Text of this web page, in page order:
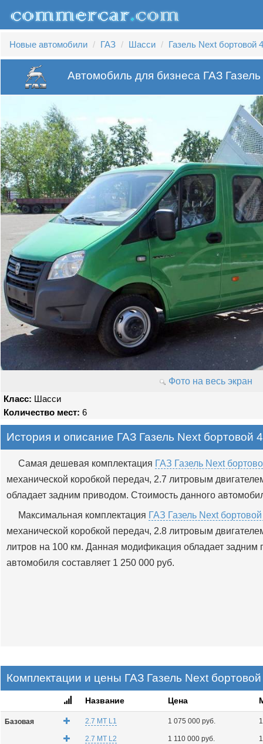
Новые автомобили ГАЗ Шасси Газель Next бортовой
Автомобиль для бизнеса ГАЗ
Фото на весь экран
Класс: Шасси
Количество мест: 6
История и описание ГАЗ Газель Next бортовой
Самая дешевая комплектация ГАЗ Газель Next
механической коробкой передач, 2.7 литровым
обладает задним приводом. Стоимость данного
Максимальная комплектация ГАЗ Газель Next
механической коробкой передач, 2.8 литровым
литров на 100 км. Данная модификация обладает задним
автомобиля составляет 1 250 000 руб.
Комплектации и цены ГАЗ Газель Next
Название Цена
Базовая 2.7 MT L1 1 075 000 руб.
2.7 MT L2 1 110 000 руб.